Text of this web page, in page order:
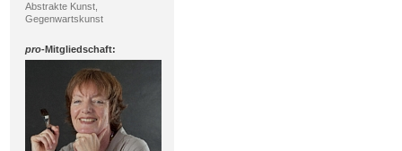
Abstrakte Kunst,
Gegenwartskunst
pro-Mitgliedschaft: